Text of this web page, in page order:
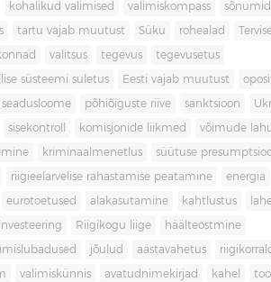
kohalikud valimised valimiskompass sõnumid
tartu vajab muutust Süku rohealad
valitsus tegevus tegevusetus
süsteemi suletus Eesti vajab muutust
seadusloome põhiõiguste riive sanktsioon
sisekontroll komisjonide liikmed võimude
kriminaalmenetlus süütuse
riigieelarvelise rahastamise peatamine energia
eurotoetused alakasutamine kahtlustus
Riigikogu liige häälteostmine
jõulud aastavahetus
valimiskünnis avatudnimekirjad kahel